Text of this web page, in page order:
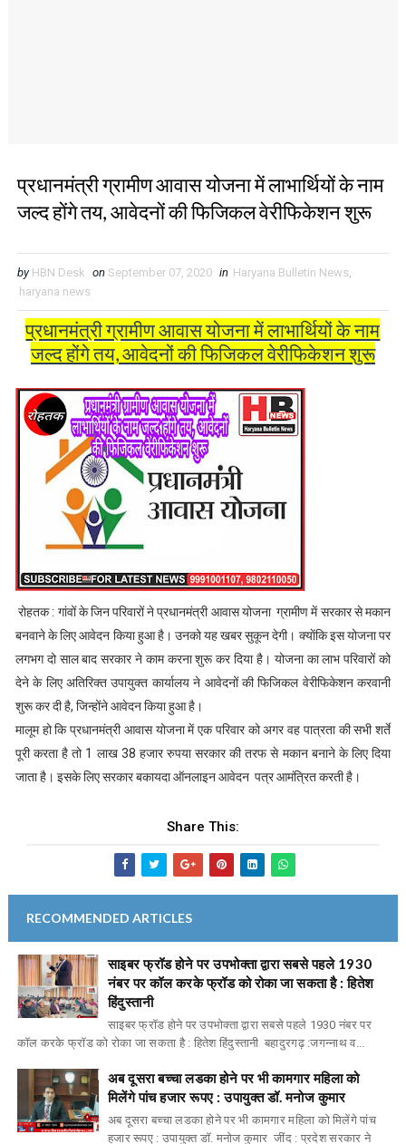
प्रधानमंत्री ग्रामीण आवास योजना में लाभार्थियों के नाम
जल्द होंगे तय, आवेदनों की फिजिकल वेरीफिकेशन शुरू
by HBN Desk on September 07, 2020 in Haryana Bulletin News,
haryana news
प्रधानमंत्री ग्रामीण आवास योजना में लाभार्थियों के नाम
जल्द होंगे तय, आवेदनों की फिजिकल वेरीफिकेशन शुरू
रोहतक : गांवों के जिन परिवारों ने प्रधानमंत्री आवास योजना ग्रामीण में सरकार से मकान
बनवाने के लिए आवेदन किया हुआ है। उनको यह खबर सुकून देगी। क्याेंकि इस योजना पर
लगभग दो साल बाद सरकार ने काम करना शुरू कर दिया है। योजना का लाभ परिवारों को
देने के लिए अतिरिक्त उपायुक्त कार्यालय ने आवेदनों की फिजिकल वेरीफिकेशन करवानी
शुरू कर दी है, जिन्होंने आवेदन किया हुआ है।
मालूम हो कि प्रधानमंत्री आवास योजना में एक परिवार को अगर वह पात्रता की सभी शर्ते
पूरी करता है तो 1 लाख 38 हजार रुपया सरकार की तरफ से मकान बनाने के लिए दिया
जाता है। इसके लिए सरकार बकायदा ऑनलाइन आवेदन पत्र आमंत्रित करती है।
Share This:
RECOMMENDED ARTICLES
साइबर फ्रॉड होने पर उपभोक्ता द्वारा सबसे पहले 1930
नंबर पर कॉल करके फ्रॉड को रोका जा सकता है : हितेश
हिंदुस्तानी
साइबर फ्रॉड होने पर उपभोक्ता द्वारा सबसे पहले 1930 नंबर पर
कॉल करके फ्रॉड को रोका जा सकता है : हितेश हिंदुस्तानी बहादुरगढ़ :जगन्नाथ व...
अब दूसरा बच्चा लडका होने पर भी कामगार महिला को
मिलेंगे पांच हजार रूपए : उपायुक्त डॉ. मनोज कुमार
अब दूसरा बच्चा लडका होने पर भी कामगार महिला को मिलेंगे पांच
हजार रूपए : उपायुक्त डॉ. मनोज कुमार जींद : प्रदेश सरकार ने